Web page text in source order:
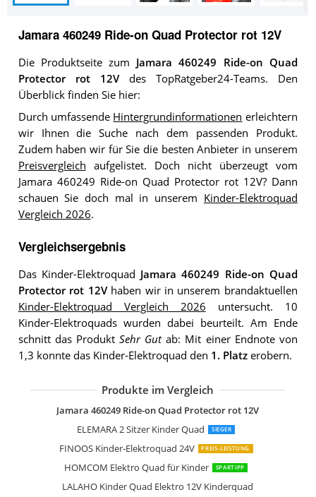
Jamara 460249 Ride-on Quad Protector rot 12V
Die Produktseite zum Jamara 460249 Ride-on Quad
Protector rot 12Vdes TopRatgeber24-Teams. Den
Überblick finden Sie hier:
Durch umfassende Hintergrundinformationen erleichtern
wir Ihnen die Suche nach dem passenden Produkt.
Zudem haben wir für Sie die besten Anbieter in unserem
Preisvergleich aufgelistet. Doch nicht überzeugt vom
Jamara 460249 Ride-on Quad Protector rot 12V? Dann
schauen Sie doch mal in unserem Kinder-Elektroquad
Vergleich 2026.
Vergleichsergebnis
Das Kinder-Elektroquad Jamara 460249 Ride-on Quad
Protector rot 12Vhaben wir in unserem brandaktuellen
Kinder-Elektroquad Vergleich 2026 untersucht. 10
Kinder-Elektroquads wurden dabei beurteilt. Am Ende
schnitt das ProduktSehr Gutab: Mit einer Endnote von
1,3 konnte das Kinder-Elektroquad den 1. Platzerobern.
Produkte im Vergleich
Jamara 460249 Ride-on Quad Protector rot 12V
ELEMARA 2 Sitzer Kinder Quad
SIEGER
FINOOS Kinder-Elektroquad 24V PREIS-LEISTUNG
HOMCOM Elektro Quad für Kinder SPARTIPP
LALAHO Kinder Quad Elektro 12V Kinderquad
AIYAPLAY Elektro Quad für Kinder 12V
FINOOS Kinder-Elektro Quad 2-Sitzer
AIYAPLAY Elektro Quad für Kinder
DREAMADE 12V Elektro Quad
GarveeHome 12V Lila Elektro-Quad